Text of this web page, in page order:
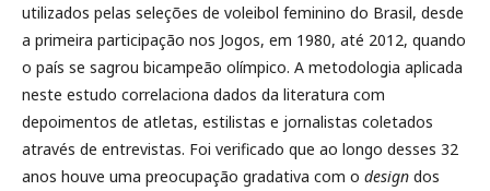
utilizados pelas seleções de voleibol feminino do Brasil, desde
a primeira participação nos Jogos, em 1980, até 2012, quando
o país se sagrou bicampeão olímpico. A metodologia aplicada
neste estudo correlaciona dados da literatura com
depoimentos de atletas, estilistas e jornalistas coletados
através de entrevistas. Foi verificado que ao longo desses 32
anos houve uma preocupação gradativa com o design dos